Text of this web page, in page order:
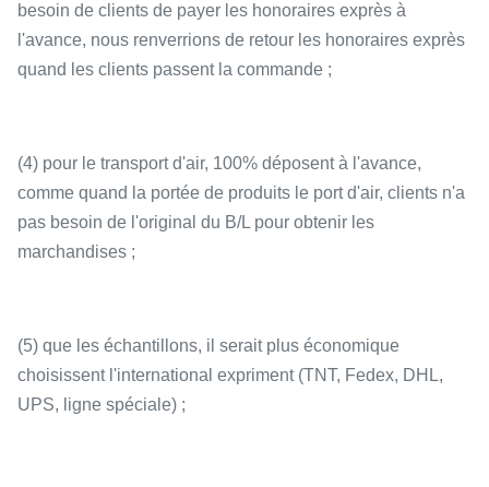
besoin de clients de payer les honoraires exprès à
l'avance, nous renverrions de retour les honoraires exprès
quand les clients passent la commande ;
(4) pour le transport d'air, 100% déposent à l'avance,
comme quand la portée de produits le port d'air, clients n'a
pas besoin de l'original du B/L pour obtenir les
marchandises ;
(5) que les échantillons, il serait plus économique
choisissent l'international expriment (TNT, Fedex, DHL,
UPS, ligne spéciale) ;